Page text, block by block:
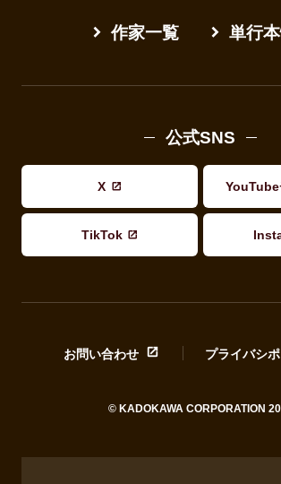
作家一覧 単行
公式SNS
X YouTube
TikTok
お問い合わせ プライバシ
© KADOKAWA CORPORATION